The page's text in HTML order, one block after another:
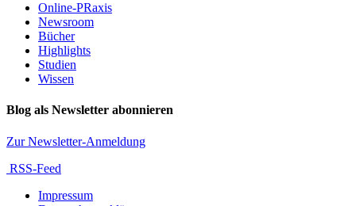
Online-PRaxis
Newsroom
Bücher
Highlights
Studien
Wissen
Blog als Newsletter abonnieren
Zur Newsletter-Anmeldung
RSS-Feed
Impressum